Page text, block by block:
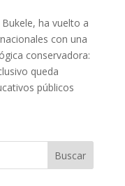
ha vuelto a
con una
conservadora:
queda
públicos
Buscar